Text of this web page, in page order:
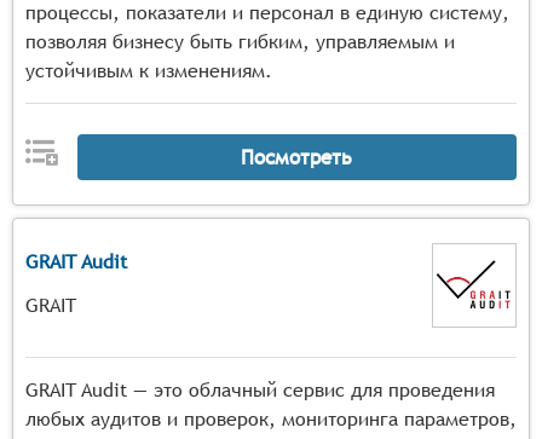
процессы, показатели и персонал в единую систему,
позволяя бизнесу быть гибким, управляемым и
устойчивым к изменениям.
Посмотреть
GRAIT Audit
GRAIT
GRAIT Audit — это облачный сервис для проведения
любых аудитов и проверок, мониторинга параметров,